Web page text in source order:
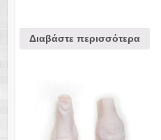
Διαβάστε περισσότερα